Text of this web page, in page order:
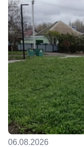
06.08.2026